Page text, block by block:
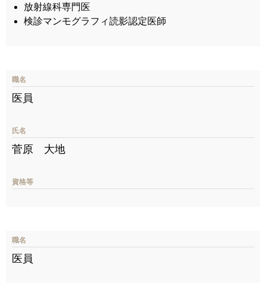
放射線科専門医
検診マンモグラフィ読影認定医師
職名
医員
氏名
菅原 大地
資格等
職名
医員